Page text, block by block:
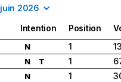
juin 2026
Intention Position
N 1
N T 1
N 1